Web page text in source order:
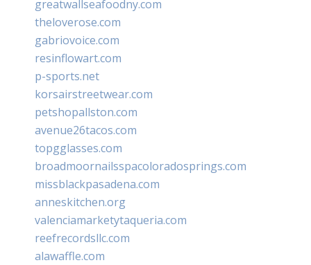
greatwallseafoodny.com
theloverose.com
gabriovoice.com
resinflowart.com
p-sports.net
korsairstreetwear.com
petshopallston.com
avenue26tacos.com
topgglasses.com
broadmoornailsspacoloradosprings.com
missblackpasadena.com
anneskitchen.org
valenciamarketytaqueria.com
reefrecordsllc.com
alawaffle.com